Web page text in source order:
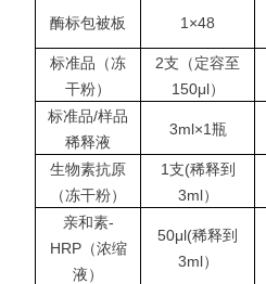
酶标包被板 1×48
标准品（冻
干粉）
2支（定容至
150μl）
标准品/样品
稀释液
3ml×1瓶
生物素抗原
（冻干粉）
1支(稀释到
3ml）
亲和素-
HRP（浓缩
液）
50μl(稀释到
3ml）